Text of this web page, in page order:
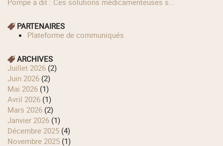
PARTENAIRES
Plateforme de communiqués
ARCHIVES
juillet 2026 (2)
juin 2026 (2)
mai 2026 (1)
avril 2026 (1)
mars 2026 (2)
janvier 2026 (1)
décembre 2025 (4)
novembre 2025 (1)